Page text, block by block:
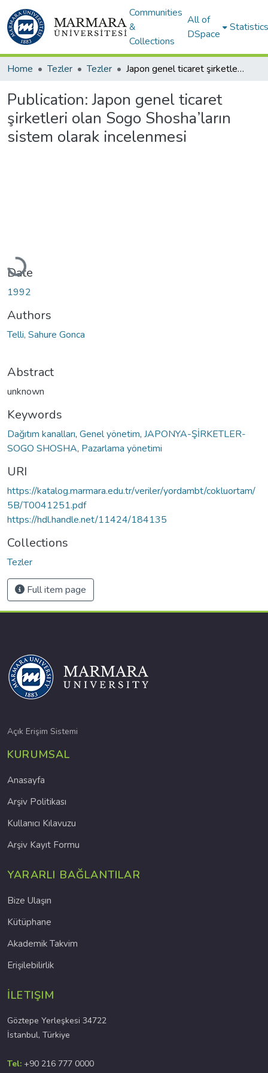
Communities
&
Collections
All of
DSpace
Statistics
Home Tezler Tezler Japon genel ticaret şirketleri olan Sogo Shosha’ların sistem olarak incelenmesi
Publication:Japon genel ticaret
şirketleri olan Sogo Shosha’ların
sistem olarak incelenmesi
Loading...
Date
1992
Authors
Telli, Sahure Gonca
Abstract
unknown
Keywords
Dağıtım kanalları, Genel yönetim, JAPONYA-ŞİRKETLER-
SOGO SHOSHA, Pazarlama yönetimi
URI
https://katalog.marmara.edu.tr/veriler/yordambt/cokluortam/
5B/T0041251.pdf
https://hdl.handle.net/11424/184135
Collections
Tezler
Full item page
Açık Erişim Sistemi
KURUMSAL
Anasayfa
Arşiv Politikası
Kullanıcı Kılavuzu
Arşiv Kayıt Formu
YARARLI BAĞLANTILAR
Bize Ulaşın
Kütüphane
Akademik Takvim
Erişilebilirlik
İLETIŞIM
Göztepe Yerleşkesi 34722
İstanbul, Türkiye
Tel: +90 216 777 0000